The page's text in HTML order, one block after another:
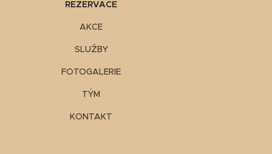
REZERVACE
AKCE
SLUŽBY
FOTOGALERIE
TÝM
KONTAKT